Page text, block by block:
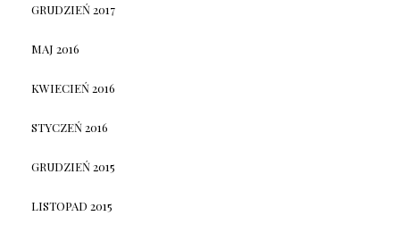
GRUDZIEŃ 2017
MAJ 2016
KWIECIEŃ 2016
STYCZEŃ 2016
GRUDZIEŃ 2015
LISTOPAD 2015